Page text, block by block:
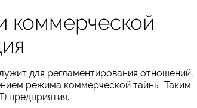
коммерческой
для регламентирования отношений,
режима коммерческой тайны. Таким
предприятия.